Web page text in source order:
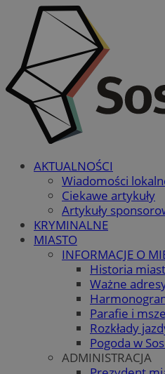
AKTUALNOŚCI
Wiadomości
Ciekawe artykuły
Artykuły
KRYMINALNE
MIASTO
INFORMACJE O
Historia
Ważne
Parafie i
Rozkłady
Pogoda w
ADMINISTRACJA